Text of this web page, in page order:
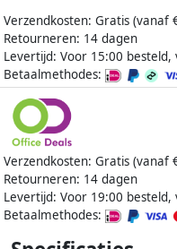
Verzendkosten: Gratis (vanaf
Retourneren: 14 dagen
Levertijd: Voor 15:00 besteld,
Betaalmethodes:
Verzendkosten: Gratis (vanaf
Retourneren: 14 dagen
Levertijd: Voor 19:00 besteld,
Betaalmethodes: